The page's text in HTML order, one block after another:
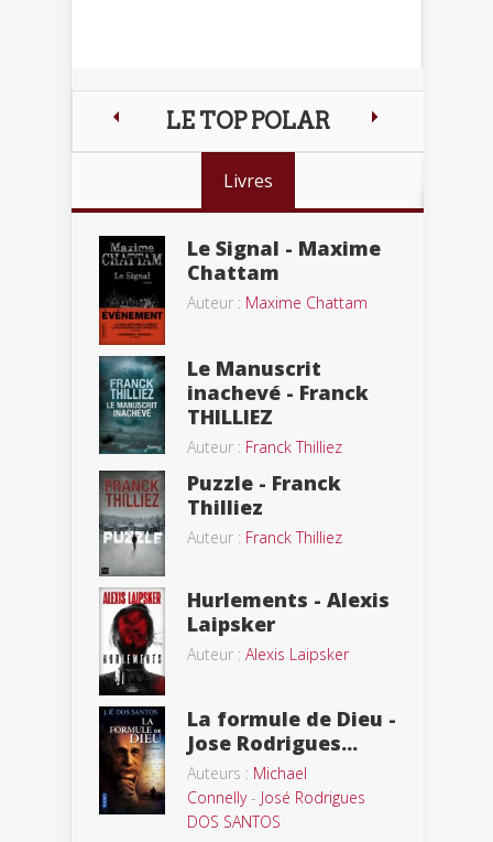
LE TOP POLAR
Livres
Le Signal - Maxime
Chattam
Auteur : Maxime Chattam
Le Manuscrit
inachevé - Franck
THILLIEZ
Auteur : Franck Thilliez
Puzzle - Franck
Thilliez
Auteur : Franck Thilliez
Hurlements - Alexis
Laipsker
Auteur : Alexis Laipsker
La formule de Dieu -
Jose Rodrigues...
Auteurs : Michael
Connelly- José Rodrigues
DOS SANTOS